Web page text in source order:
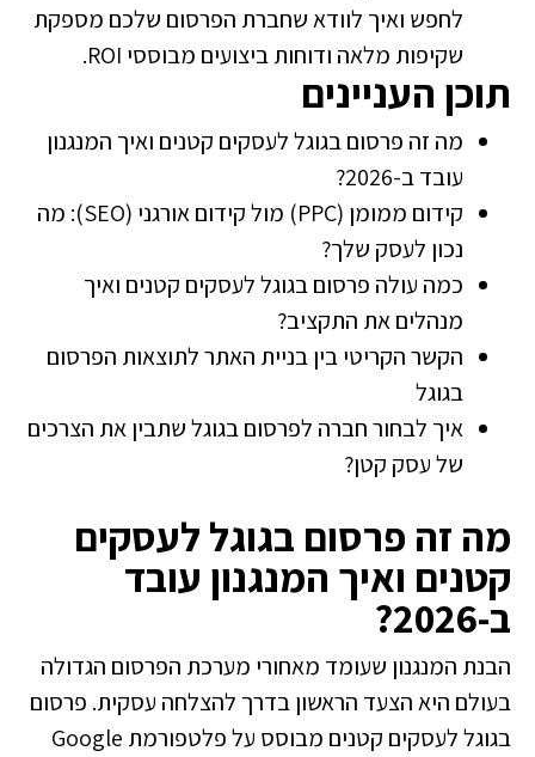
לחפש ואיך לוודא שחברת הפרסום שלכם מספקת
שקיפות מלאה ודוחות ביצועים מבוססי ROI.
תוכן העניינים
מה זה פרסום בגוגל לעסקים קטנים ואיך המנגנון
עובד ב-2026?
קידום ממומן (PPC) מול קידום אורגני (SEO): מה
נכון לעסק שלך?
כמה עולה פרסום בגוגל לעסקים קטנים ואיך
מנהלים את התקציב?
הקשר הקריטי בין בניית האתר לתוצאות הפרסום
בגוגל
איך לבחור חברה לפרסום בגוגל שתבין את הצרכים
של עסק קטן?
מה זה פרסום בגוגל לעסקים
קטנים ואיך המנגנון עובד
ב-2026?
הבנת המנגנון שעומד מאחורי מערכת הפרסום הגדולה
בעולם היא הצעד הראשון בדרך להצלחה עסקית. פרסום
בגוגל לעסקים קטנים מבוסס על פלטפורמת Google